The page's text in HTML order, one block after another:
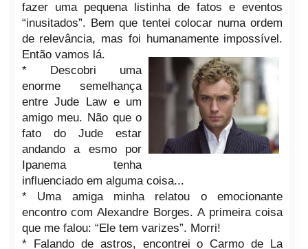
fazer uma pequena listinha de fatos e eventos
“inusitados”. Bem que tentei colocar numa ordem
de relevância, mas foi humanamente impossível.
Então vamos lá.
* Descobri uma
enorme semelhança
entre Jude Law e um
amigo meu. Não que o
fato do Jude estar
andando a esmo por
Ipanema tenha
influenciado em alguma coisa...
* Uma amiga minha relatou o emocionante
encontro com Alexandre Borges. A primeira coisa
que me falou: “Ele tem varizes”. Morri!
* Falando de astros, encontrei o Carmo de La